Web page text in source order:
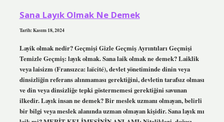
Sana Layık Olmak Ne Demek
Tarih: Kasım 18, 2024
Layik olmak nedir? Geçmişi Gizle Geçmiş Ayrıntıları Geçmişi
Temizle Geçmiş: layık olmak. Sana laik olmak ne demek? Laiklik
veya laisizm (Fransızca: laïcité), devlet yönetiminde dinin veya
dinsizliğin referans alınmaması gerektiğini, devletin tarafsız olması
ve din veya dinsizliğe tepki göstermemesi gerektiğini savunan
ilkedir. Layık insan ne demek? Bir meslek uzmanı olmayan, belirli
bir bilgi veya meslek alanında uzman olmayan kişidir. Sana layık mı